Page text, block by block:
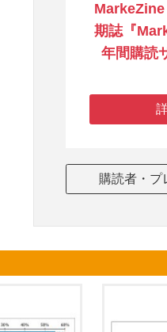
期誌『
年間購読
購読者・プ